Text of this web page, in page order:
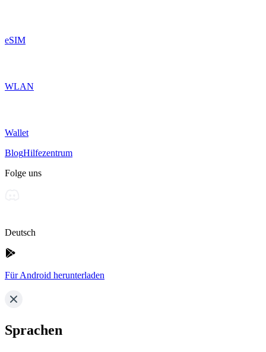
eSIM
WLAN
Wallet
BlogHilfezentrum
Folge uns
Deutsch
Für Android herunterladen
Sprachen